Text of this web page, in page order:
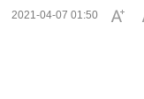
2021-04-07 01:50